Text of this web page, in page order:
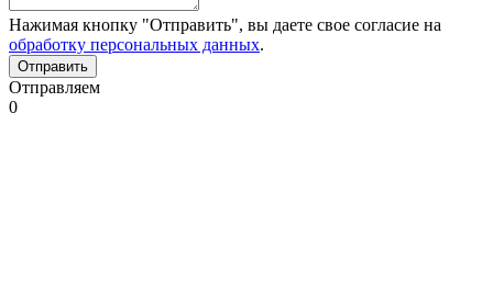
Нажимая кнопку "Отправить", вы даете свое согласие на
обработку персональных данных.
Отправляем
0